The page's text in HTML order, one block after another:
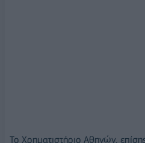
Το Χρηματιστήριο Αθηνών,